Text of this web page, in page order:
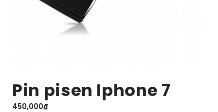
Pin pisen Iphone 7
450,000₫